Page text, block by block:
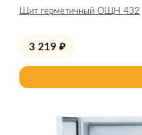
Щит герметичный ОЩН 432
3 219 ₽